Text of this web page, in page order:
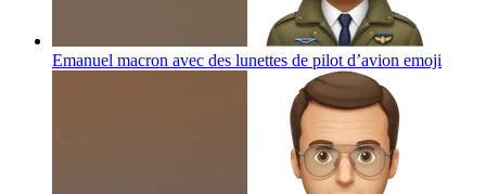
Emanuel macron avec des lunettes de pilot d’avion emoji